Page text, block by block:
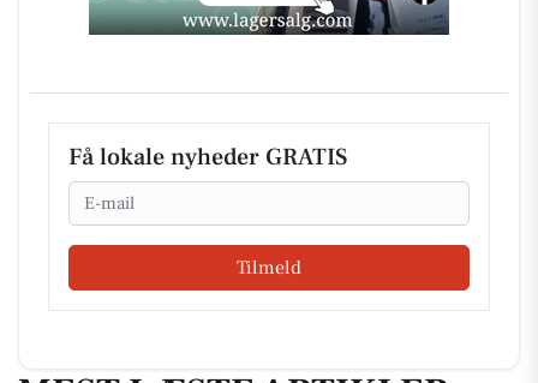
Få lokale nyheder GRATIS
Email
Tilmeld